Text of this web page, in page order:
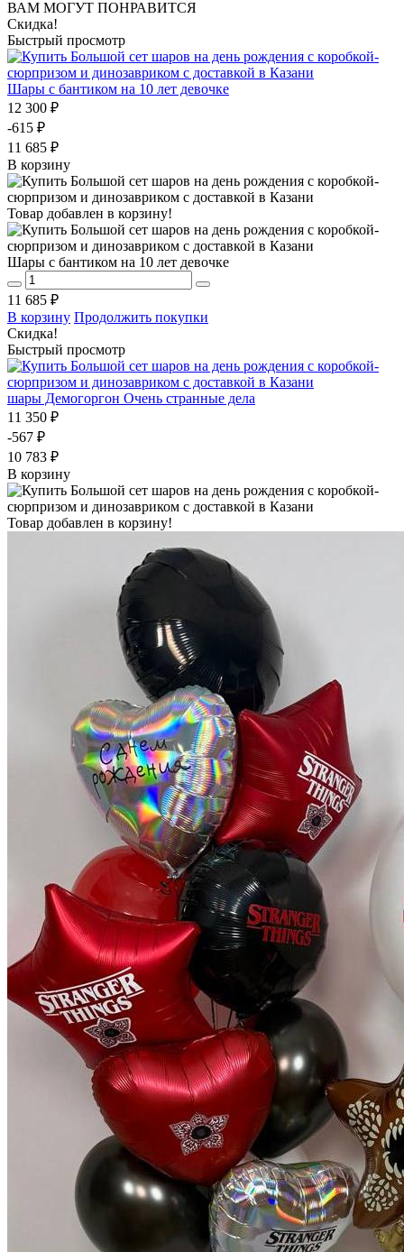
ВАМ МОГУТ ПОНРАВИТСЯ
Скидка!
Быстрый просмотр
Шары с бантиком на 10 лет девочке
12 300 ₽
-615 ₽
11 685 ₽
В корзину
Товар добавлен в корзину!
Шары с бантиком на 10 лет девочке
11 685 ₽
В корзину Продолжить покупки
Скидка!
Быстрый просмотр
шары Демогоргон Очень странные дела
11 350 ₽
-567 ₽
10 783 ₽
В корзину
Товар добавлен в корзину!